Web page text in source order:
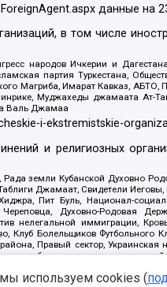
данные на
в том числе
народов Ичкерии и
партия Туркестана,
Магриба, Имарат Кавказ,
Муджахеды джамаата Ат-
Валь Джамаа
i-ekstremistskie-
и религиозных
Рада земли Кубанской Духовно
Джамаат, Свидетели
Пит Буль, Национал-
Духовно-Родовая
нелегальной иммиграции,
Клуб Болельщиков
Правый сектор,
объединение
Матери Державная, Сектор
используем cookies (